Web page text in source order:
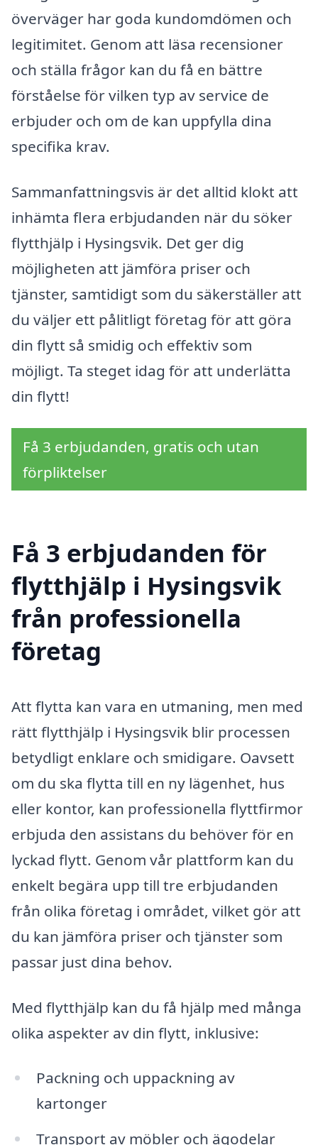
överväger har goda kundomdömen och
legitimitet. Genom att läsa recensioner
och ställa frågor kan du få en bättre
förståelse för vilken typ av service de
erbjuder och om de kan uppfylla dina
specifika krav.
Sammanfattningsvis är det alltid klokt att
inhämta flera erbjudanden när du söker
flytthjälp i Hysingsvik. Det ger dig
möjligheten att jämföra priser och
tjänster, samtidigt som du säkerställer att
du väljer ett pålitligt företag för att göra
din flytt så smidig och effektiv som
möjligt. Ta steget idag för att underlätta
din flytt!
Få 3 erbjudanden, gratis och utan
förpliktelser
Få 3 erbjudanden för
flytthjälp i Hysingsvik
från professionella
företag
Att flytta kan vara en utmaning, men med
rätt flytthjälp i Hysingsvik blir processen
betydligt enklare och smidigare. Oavsett
om du ska flytta till en ny lägenhet, hus
eller kontor, kan professionella flyttfirmor
erbjuda den assistans du behöver för en
lyckad flytt. Genom vår plattform kan du
enkelt begära upp till tre erbjudanden
från olika företag i området, vilket gör att
du kan jämföra priser och tjänster som
passar just dina behov.
Med flytthjälp kan du få hjälp med många
olika aspekter av din flytt, inklusive:
Packning och uppackning av
kartonger
Transport av möbler och ägodelar